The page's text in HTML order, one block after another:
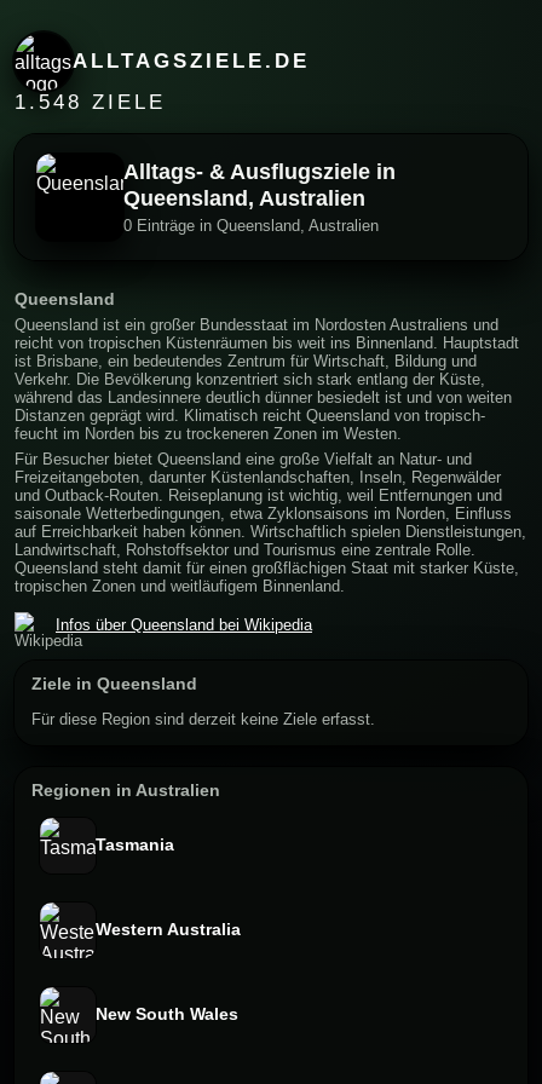
ALLTAGSZIELE.DE
1.548 ZIELE
Alltags- & Ausflugsziele in
Queensland, Australien
0 Einträge in Queensland, Australien
Queensland
Queensland ist ein großer Bundesstaat im Nordosten Australiens und
reicht von tropischen Küstenräumen bis weit ins Binnenland. Hauptstadt
ist Brisbane, ein bedeutendes Zentrum für Wirtschaft, Bildung und
Verkehr. Die Bevölkerung konzentriert sich stark entlang der Küste,
während das Landesinnere deutlich dünner besiedelt ist und von weiten
Distanzen geprägt wird. Klimatisch reicht Queensland von tropisch-
feucht im Norden bis zu trockeneren Zonen im Westen.
Für Besucher bietet Queensland eine große Vielfalt an Natur- und
Freizeitangeboten, darunter Küstenlandschaften, Inseln, Regenwälder
und Outback-Routen. Reiseplanung ist wichtig, weil Entfernungen und
saisonale Wetterbedingungen, etwa Zyklonsaisons im Norden, Einfluss
auf Erreichbarkeit haben können. Wirtschaftlich spielen Dienstleistungen,
Landwirtschaft, Rohstoffsektor und Tourismus eine zentrale Rolle.
Queensland steht damit für einen großflächigen Staat mit starker Küste,
tropischen Zonen und weitläufigem Binnenland.
Infos über Queensland bei Wikipedia
Ziele in Queensland
Für diese Region sind derzeit keine Ziele erfasst.
Regionen in Australien
Tasmania
Western Australia
New South Wales